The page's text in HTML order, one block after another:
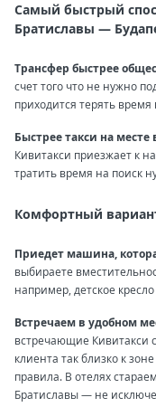
Самый быстрый
Братиславы —
Трансфер быстрее
счет того что не нужно
приходится терять
Быстрее такси на
Кивитакси приезжает к
тратить время на поиск
Комфортный
Приедет машина,
выбираете
например, детское
Встречаем в удобном
встречающие Кивитакси
клиента так близко к
правила. В отелях
Братиславы — не